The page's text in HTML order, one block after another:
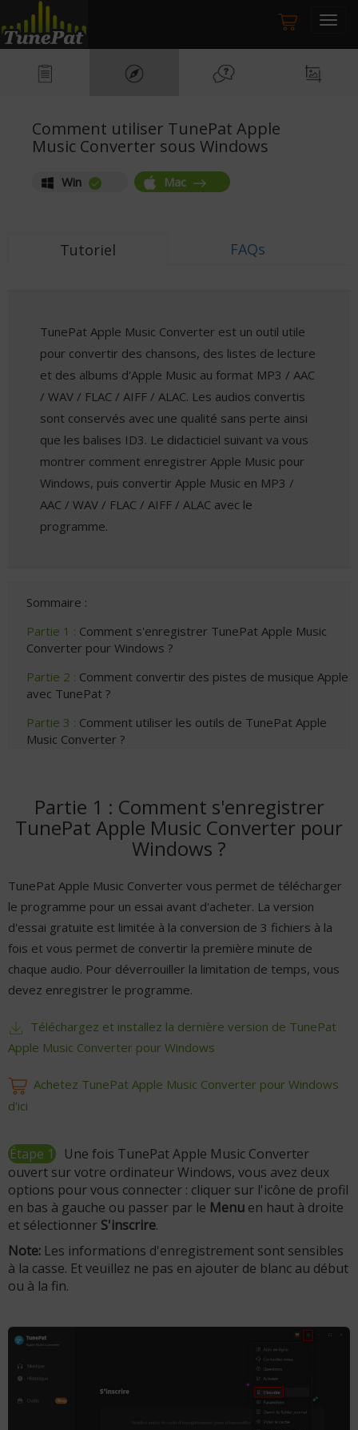
Comment utiliser TunePat Apple
Music Converter sous Windows
Win Mac
Tutoriel FAQs
TunePat Apple Music Converter est un outil utile
pour convertir des chansons, des listes de lecture
et des albums d'Apple Music au format MP3 / AAC
/ WAV / FLAC / AIFF / ALAC. Les audios convertis
sont conservés avec une qualité sans perte ainsi
que les balises ID3. Le didacticiel suivant va vous
montrer comment enregistrer Apple Music pour
Windows, puis convertir Apple Music en MP3 /
AAC / WAV / FLAC / AIFF / ALAC avec le
programme.
Sommaire :
Partie 1 : Comment s'enregistrer TunePat Apple Music
Converter pour Windows ?
Partie 2 : Comment convertir des pistes de musique Apple
avec TunePat ?
Partie 3 : Comment utiliser les outils de TunePat Apple
Music Converter ?
Partie 1 : Comment s'enregistrer
TunePat Apple Music Converter pour
Windows ?
TunePat Apple Music Converter vous permet de télécharger
le programme pour un essai avant d'acheter. La version
d'essai gratuite est limitée à la conversion de 3 fichiers à la
fois et vous permet de convertir la première minute de
chaque audio. Pour déverrouiller la limitation de temps, vous
devez enregistrer le programme.
Téléchargez et installez la dernière version de TunePat
Apple Music Converter pour Windows
Achetez TunePat Apple Music Converter pour Windows
d'ici
Étape 1
Une fois TunePat Apple Music Converter
ouvert sur votre ordinateur Windows, vous avez deux
options pour vous connecter : cliquer sur l'icône de profil
en bas à gauche ou passer par le Menu en haut à droite
et sélectionner S'inscrire.
Note: Les informations d'enregistrement sont sensibles
à la casse. Et veuillez ne pas en ajouter de blanc au début
ou à la fin.